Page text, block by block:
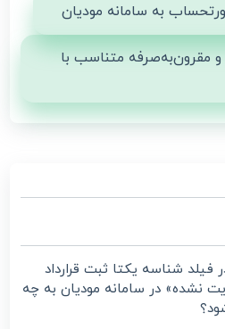
به سامانه مودیان
مقرون‌به‌صرفه متناسب با
فیلد شناسه یکتا ثبت قرارداد
(^[0-9]*$) رعایت نشده» در سامانه مودیان به چه